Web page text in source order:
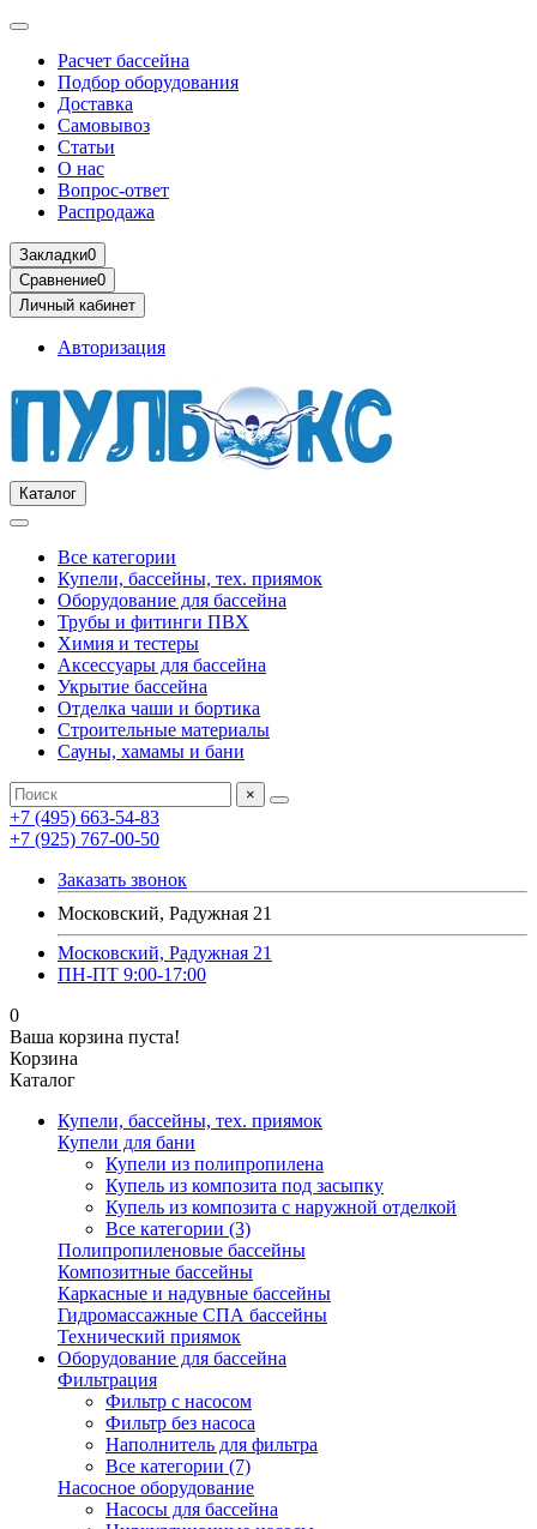
Расчет бассейна
Подбор оборудования
Доставка
Самовывоз
Статьи
О нас
Вопрос-ответ
Распродажа
Закладки0
Сравнение0
Личный кабинет
Авторизация
Каталог
Все категории
Купели, бассейны, тех. приямок
Оборудование для бассейна
Трубы и фитинги ПВХ
Химия и тестеры
Аксессуары для бассейна
Укрытие бассейна
Отделка чаши и бортика
Строительные материалы
Сауны, хамамы и бани
×
+7 (495) 663-54-83
+7 (925) 767-00-50
Заказать звонок
Московский, Радужная 21
Московский, Радужная 21
ПН-ПТ 9:00-17:00
0
Ваша корзина пуста!
Корзина
Каталог
Купели, бассейны, тех. приямок
Купели для бани
Купели из полипропилена
Купель из композита под засыпку
Купель из композита с наружной отделкой
Все категории (3)
Полипропиленовые бассейны
Композитные бассейны
Каркасные и надувные бассейны
Гидромассажные СПА бассейны
Технический приямок
Оборудование для бассейна
Фильтрация
Фильтр с насосом
Фильтр без насоса
Наполнитель для фильтра
Все категории (7)
Насосное оборудование
Насосы для бассейна